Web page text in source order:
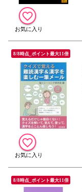
8/8時点_ポイント最大11倍
8/8時点_ポイント最大11倍